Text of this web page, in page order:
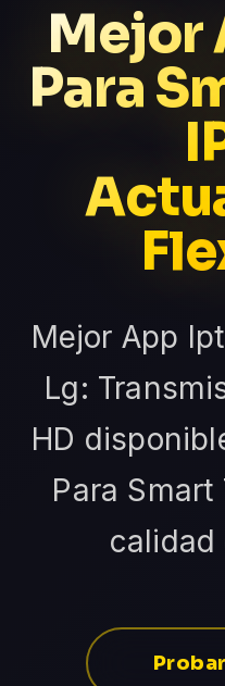
Mejor
Para
Mejor App
Lg:
HD
Para
calidad